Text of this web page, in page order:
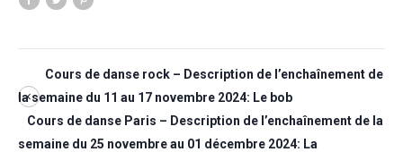
Cours de danse rock – Description de l’enchaînement de
la semaine du 11 au 17 novembre 2024: Le bob
Cours de danse Paris – Description de l’enchaînement de la
semaine du 25 novembre au 01 décembre 2024: La